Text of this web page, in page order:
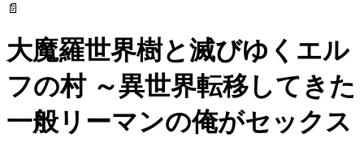
📄
大魔羅世界樹と滅びゆくエル
フの村 ～異世界転移してきた
一般リーマンの俺がセックス